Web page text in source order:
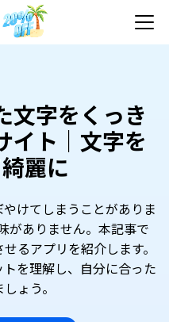
文字をくっき
イト｜文字を
麗に
けてしまうことがありま
がありません。本記事で
るアプリを紹介します。
を理解し、自分に合った
ょう。